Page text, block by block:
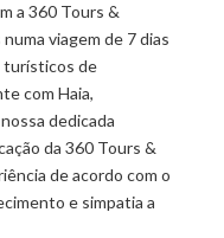
a 360 Tours &
viagem de 7 dias
turísticos de
com Haia,
dedicada
da 360 Tours &
de acordo com o
e simpatia a